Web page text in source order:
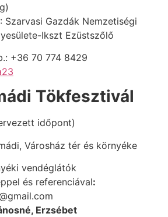
: Szarvasi Gazdák Nemzetiségi
Ikszt Ezüstszőlő
+36 70 774 8429
Tökfesztivál
időpont)
Városház tér és környéke
vendéglátók
és referenciával:
Erzsébet